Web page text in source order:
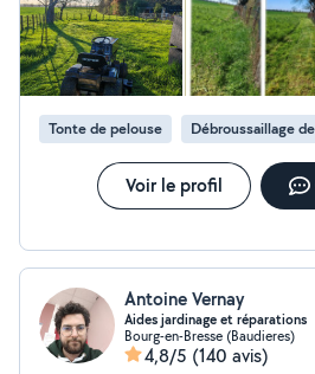
Tonte de pelouse Débroussaillage
Voir le profil
Antoine Vernay
Aides jardinage et réparations
Bourg-en-Bresse (Baudieres)
4,8/5 (140 avis)